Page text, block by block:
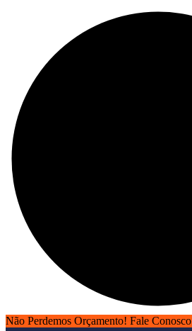
Não Perdemos Orçamento! Fale Conosco